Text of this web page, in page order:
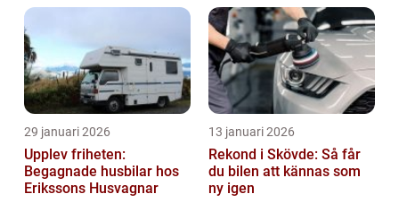
29 januari 2026
Upplev friheten:
Begagnade husbilar hos
Erikssons Husvagnar
13 januari 2026
Rekond i Skövde: Så får
du bilen att kännas som
ny igen